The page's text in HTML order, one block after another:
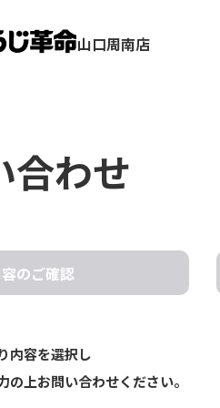
山口周南店
合わせ
のご確認
内容を選択し
の上お問い合わせください。